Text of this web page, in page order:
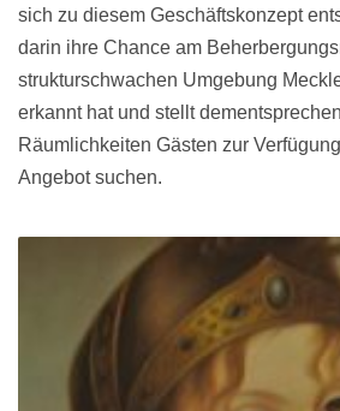
sich zu diesem Geschäftskonzept
darin ihre Chance am
strukturschwachen Umgebung
erkannt hat und stellt
Räumlichkeiten Gästen zur
Angebot suchen.